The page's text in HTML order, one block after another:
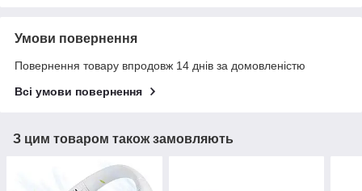
Умови повернення
Повернення товару впродовж 14 днів за домовленістю
Всі умови повернення
З цим товаром також замовляють